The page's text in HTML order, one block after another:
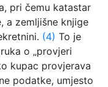
pri čemu katastar
a zemljišne knjige
(4) To je
o „provjeri
kupac provjerava
podatke, umjesto